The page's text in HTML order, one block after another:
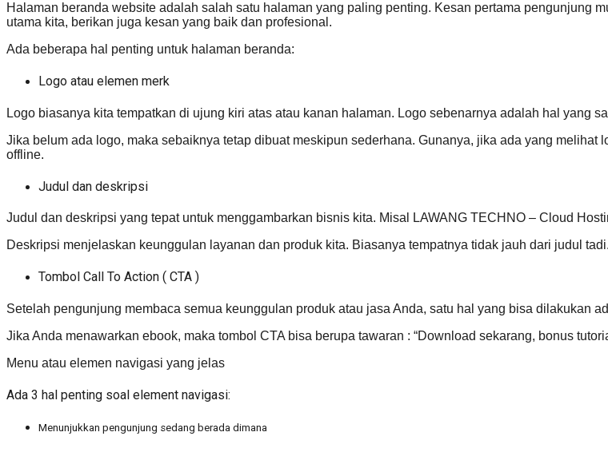
Halaman beranda website adalah salah satu halaman yang paling penting. Kesan pertama pengunjung
utama kita, berikan juga kesan yang baik dan profesional.
Ada beberapa hal penting untuk halaman beranda:
Logo atau elemen merk
Logo biasanya kita tempatkan di ujung kiri atas atau kanan halaman. Logo sebenarnya adalah hal yang
Jika belum ada logo, maka sebaiknya tetap dibuat meskipun sederhana. Gunanya, jika ada yang melihat
offline.
Judul dan deskripsi
Judul dan deskripsi yang tepat untuk menggambarkan bisnis kita. Misal LAWANG TECHNO – Cloud
Deskripsi menjelaskan keunggulan layanan dan produk kita. Biasanya tempatnya tidak jauh dari judul tadi.
Tombol Call To Action ( CTA )
Setelah pengunjung membaca semua keunggulan produk atau jasa Anda, satu hal yang bisa dilakukan
Jika Anda menawarkan ebook, maka tombol CTA bisa berupa tawaran : “Download sekarang, bonus
Menu atau elemen navigasi yang jelas
Ada 3 hal penting soal element navigasi:
Menunjukkan pengunjung sedang berada dimana